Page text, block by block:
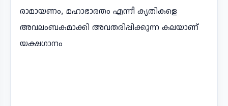
രാമായണം, മഹാഭാരതം എന്നീ കൃതികളെ
അവലംബകമാക്കി അവതരിപ്പിക്കുന്ന കലയാണ്
യക്ഷഗാനം